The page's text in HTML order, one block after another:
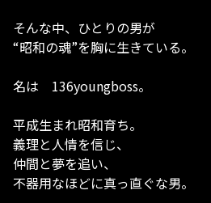
そんな中、ひとりの男が
“昭和の魂”を胸に生きている。
名は 136youngboss。
平成生まれ昭和育ち。
義理と人情を信じ、
仲間と夢を追い、
不器用なほどに真っ直ぐな男。